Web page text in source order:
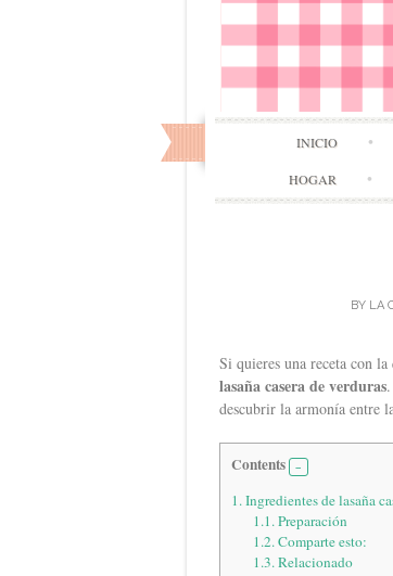
INICIO
HOGAR
BY LA
Si quieres una receta con
lasaña casera de verduras
descubrir la armonía entre
Contents
1.Ingredientes de lasaña
1.1.Preparación
1.2.Comparte esto:
1.3.Relacionado